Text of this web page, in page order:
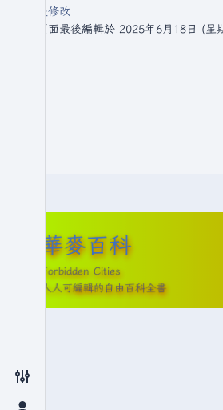
切換偏好設定選單
最後修改
此頁面最後編輯於 2025年6月18日 (星
華麥百科
Forbidden Cities
人人可編輯的自由百科全書